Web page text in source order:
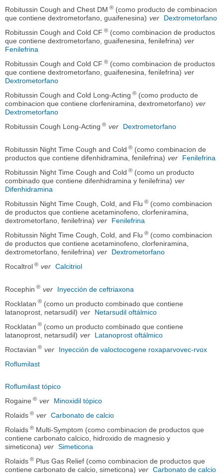
Robitussin Cough and Chest DM ® (como producto de combinacion
que contiene dextrometorfano, guaifenesina) ver
Dextrometorfano
Robitussin Cough and Cold CF ® (como combinacion de productos
que contiene dextrometorfano, guaifenesina, fenilefrina) ver
Fenilefrina
Robitussin Cough and Cold CF ® (como combinacion de productos
que contiene dextrometorfano, guaifenesina, fenilefrina) ver
Dextrometorfano
Robitussin Cough and Cold Long-Acting ® (como producto de
combinacion que contiene clorfeniramina, dextrometorfano) ver
Dextrometorfano
Robitussin Cough Long-Acting ® ver Dextrometorfano
Robitussin Night Time Cough and Cold ® (como combinacion de
productos que contiene difenhidramina, fenilefrina) ver
Fenilefrina
Robitussin Night Time Cough and Cold ® (como un producto
combinado que contiene difenhidramina y fenilefrina) ver
Difenhidramina
Robitussin Night Time Cough, Cold, and Flu ® (como combinacion
de productos que contiene acetaminofeno, clorfeniramina,
dextrometorfano, fenilefrina) ver
Fenilefrina
Robitussin Night Time Cough, Cold, and Flu ® (como combinacion
de productos que contiene acetaminofeno, clorfeniramina,
dextrometorfano, fenilefrina) ver
Dextrometorfano
Rocaltrol ® ver Calcitriol
Rocephin ® ver
Inyección de ceftriaxona
Rocklatan ® (como un producto combinado que contiene
latanoprost, netarsudil) ver
Netarsudil oftálmico
Rocklatan ® (como un producto combinado que contiene
latanoprost, netarsudil) ver
Latanoprost oftálmico
Roctavian ® ver
Inyección de valoctocogene roxaparvovec-rvox
Roflumilast
Roflumilast tópico
Rogaine ® ver
Minoxidil tópico
Rolaids ® ver Carbonato de calcio
Rolaids ® Multi-Symptom (como combinacion de productos que
contiene carbonato calcico, hidroxido de magnesio y
simeticona) ver Simeticona
Rolaids ® Plus Gas Relief (como combinacion de productos que
contiene carbonato de calcio, simeticona) ver Carbonato de calcio